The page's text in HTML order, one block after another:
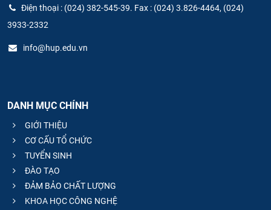
Điện thoại : (024) 382-545-39. Fax : (024) 3.826-4464, (024)
3933-2332
info@hup.edu.vn
DANH MỤC CHÍNH
GIỚI THIỆU
CƠ CẤU TỔ CHỨC
TUYỂN SINH
ĐÀO TẠO
ĐẢM BẢO CHẤT LƯỢNG
KHOA HỌC CÔNG NGHỆ